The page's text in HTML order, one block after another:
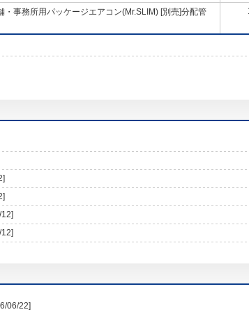
・事務所用パッケージエアコン(Mr.SLIM) [別売]分配管
06/22]